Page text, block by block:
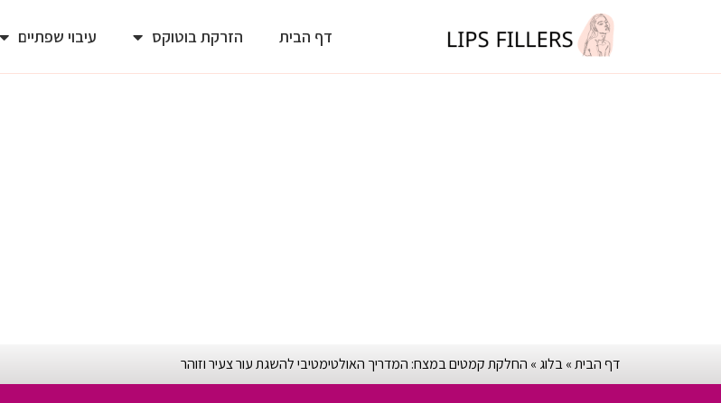
דף הבית הזרקת בוטוקס עיבוי שפתיים
דף הבית»בלוג » החלקת קמטים במצח: המדריך האולטימטיבי להשגת עור צעיר וזוהר